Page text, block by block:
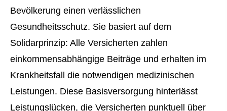
Bevölkerung einen verlässlichen
Gesundheitsschutz. Sie basiert auf dem
Solidarprinzip: Alle Versicherten zahlen
einkommensabhängige Beiträge und erhalten im
Krankheitsfall die notwendigen medizinischen
Leistungen. Diese Basisversorgung hinterlässt
Leistungslücken, die Versicherten punktuell über